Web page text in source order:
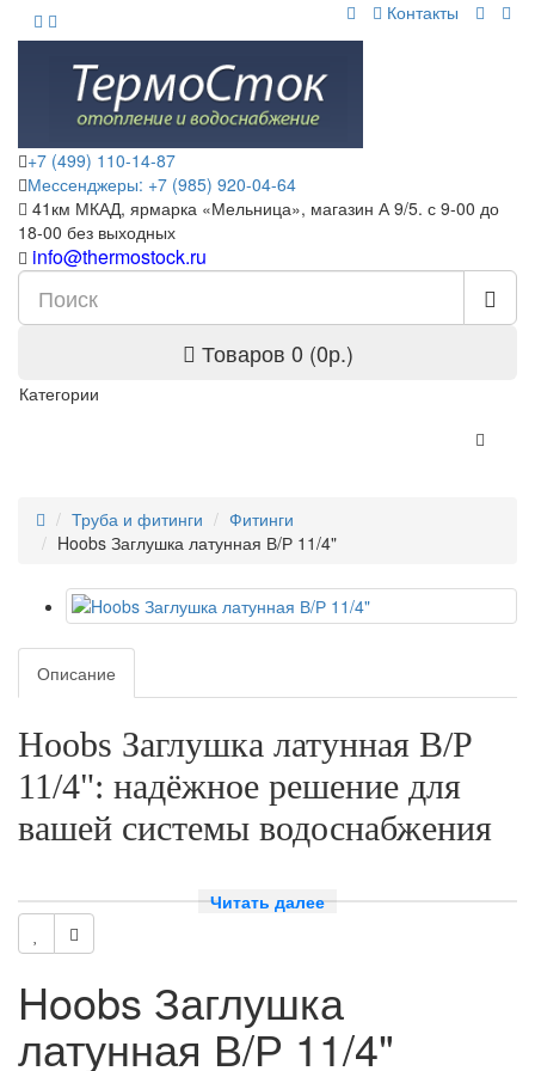
Контакты
+7 (499) 110-14-87
Мессенджеры: +7 (985) 920-04-64
41км МКАД, ярмарка «Мельница», магазин А 9/5. с 9-00 до
18-00 без выходных
info@thermostock.ru
Товаров 0 (0р.)
Категории
Труба и фитинги
Фитинги
Hoobs Заглушка латунная В/Р 11/4"
Описание
Hoobs Заглушка латунная В/Р
11/4": надёжное решение для
вашей системы водоснабжения
Преимущества заглушки Hoobs
Заглушка Hoobs изготовлена из высококачественной латуни, что
обеспечивает её долговечность и устойчивость к коррозии. Она
отопления, где требуется высокая надёжность и герметичность.
Почему стоит выбрать заглушку Hoobs?
Читать далее
Hoobs Заглушка
латунная В/Р 11/4"